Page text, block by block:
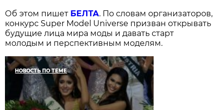
Об этом пишет БЕЛТА. По словам организаторов,
конкурс Super Model Universe призван открывать
будущие лица мира моды и давать старт
молодым и перспективным моделям.
НОВОСТЬ ПО ТЕМЕ